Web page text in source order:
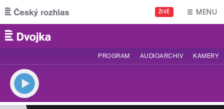
Přejít k hlavnímu obsahu
ŽIVĚ MENU
PROGRAM AUDIOARCHIV KAMERY